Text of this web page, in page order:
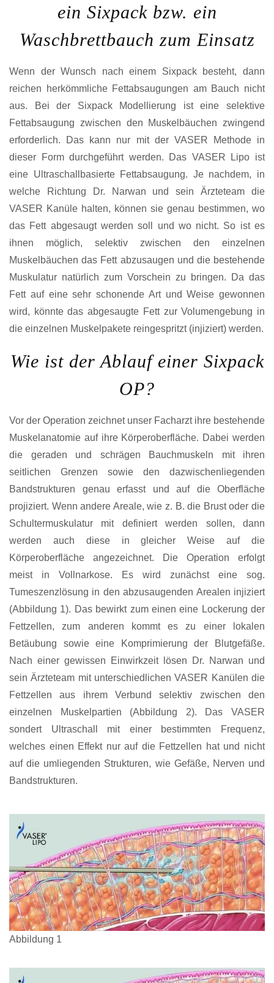
ein Sixpack bzw. ein
Waschbrettbauch zum Einsatz
Wenn der Wunsch nach einem Sixpack besteht, dann
reichen herkömmliche Fettabsaugungen am Bauch nicht
aus. Bei der Sixpack Modellierung ist eine selektive
Fettabsaugung zwischen den Muskelbäuchen zwingend
erforderlich. Das kann nur mit der VASER Methode in
dieser Form durchgeführt werden. Das VASER Lipo ist
eine Ultraschallbasierte Fettabsaugung. Je nachdem, in
welche Richtung Dr. Narwan und sein Ärzteteam die
VASER Kanüle halten, können sie genau bestimmen, wo
das Fett abgesaugt werden soll und wo nicht. So ist es
ihnen möglich, selektiv zwischen den einzelnen
Muskelbäuchen das Fett abzusaugen und die bestehende
Muskulatur natürlich zum Vorschein zu bringen. Da das
Fett auf eine sehr schonende Art und Weise gewonnen
wird, könnte das abgesaugte Fett zur Volumengebung in
die einzelnen Muskelpakete reingespritzt (injiziert) werden.
Wie ist der Ablauf einer Sixpack
OP?
Vor der Operation zeichnet unser Facharzt ihre bestehende
Muskelanatomie auf ihre Körperoberfläche. Dabei werden
die geraden und schrägen Bauchmuskeln mit ihren
seitlichen Grenzen sowie den dazwischenliegenden
Bandstrukturen genau erfasst und auf die Oberfläche
projiziert. Wenn andere Areale, wie z. B. die Brust oder die
Schultermuskulatur mit definiert werden sollen, dann
werden auch diese in gleicher Weise auf die
Körperoberfläche angezeichnet. Die Operation erfolgt
meist in Vollnarkose. Es wird zunächst eine sog.
Tumeszenzlösung in den abzusaugenden Arealen injiziert
(Abbildung 1). Das bewirkt zum einen eine Lockerung der
Fettzellen, zum anderen kommt es zu einer lokalen
Betäubung sowie eine Komprimierung der Blutgefäße.
Nach einer gewissen Einwirkzeit lösen Dr. Narwan und
sein Ärzteteam mit unterschiedlichen VASER Kanülen die
Fettzellen aus ihrem Verbund selektiv zwischen den
einzelnen Muskelpartien (Abbildung 2). Das VASER
sondert Ultraschall mit einer bestimmten Frequenz,
welches einen Effekt nur auf die Fettzellen hat und nicht
auf die umliegenden Strukturen, wie Gefäße, Nerven und
Bandstrukturen.
Abbildung 1